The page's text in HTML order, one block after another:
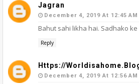
Jagran
December 4, 2019 At 12:45 AM
Bahut sahi likha hai. Sadhako
Reply
Https://
December 4, 2019 At 12:56 AM